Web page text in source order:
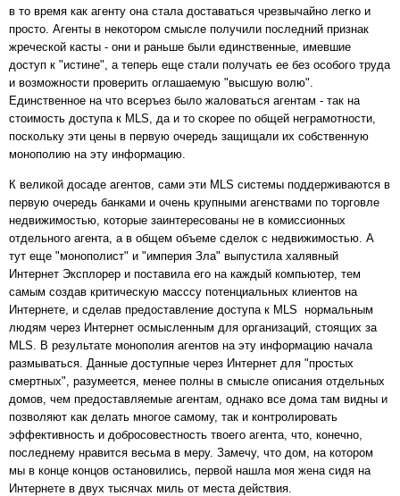
в то время как агенту она стала доставаться чрезвычайно легко и
просто. Агенты в некотором смысле получили последний признак
жреческой касты - они и раньше были единственные, имевшие
доступ к "истине", а теперь еще стали получать ее без особого труда
и возможности проверить оглашаемую "высшую волю".
Единственное на что всеръез было жаловаться агентам - так на
стоимость доступа к MLS, да и то скорее по общей неграмотности,
поскольку эти цены в первую очередь защищали их собственную
монополию на эту информацию.
К великой досаде агентов, сами эти MLS системы поддерживаются в
первую очередь банками и очень крупными агенствами по торговле
недвижимостью, которые заинтересованы не в комиссионных
отдельного агента, а в общем объеме сделок с недвижимостью. А
тут еще "монополист" и "империя Зла" выпустила халявный
Интернет Эксплорер и поставила его на каждый компьютер, тем
самым создав критическую масссу потенциальных клиентов на
Интернете, и сделав предоставление доступа к MLS нормальным
людям через Интернет осмысленным для организаций, стоящих за
MLS. В результате монополия агентов на эту информацию начала
размываться. Данные доступные через Интернет для "простых
смертных", разумеется, менее полны в смысле описания отдельных
домов, чем предоставляемые агентам, однако все дома там видны и
позволяют как делать многое самому, так и контролировать
эффективность и добросовестность твоего агента, что, конечно,
последнему нравится весьма в меру. Замечу, что дом, на котором
мы в конце концов остановились, первой нашла моя жена сидя на
Интернете в двух тысячах миль от места действия.